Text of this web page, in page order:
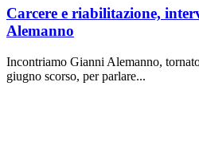
Carcere e riabilitazione,
Alemanno
Incontriamo Gianni Alemanno,
giugno scorso, per parlare...